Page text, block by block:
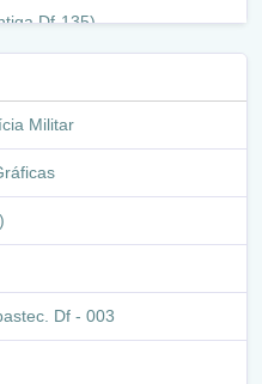
Df-135)
Veado Df - 035
(Df - 025)
Sul
Militar
Df - 003